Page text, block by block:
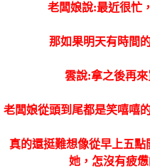
老闆娘說:最近很忙
那如果明天有時間
雲說:拿之後再
老闆娘從頭到尾都是笑嘻嘻
真的還挺難想像從早上五
她，怎沒有疲